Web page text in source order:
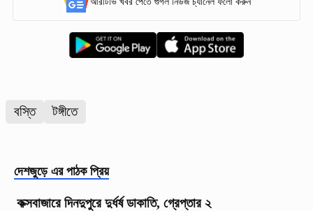
বস্তি টঙ্গীতে
দেশজুড়ে এর পাঠক প্রিয়
কক্সবাজারে দিনদুপুরে দুর্ধর্ষ ডাকাতি, গ্রেপ্তার ২